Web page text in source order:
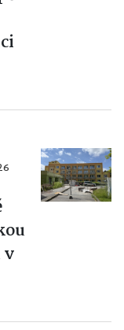
v